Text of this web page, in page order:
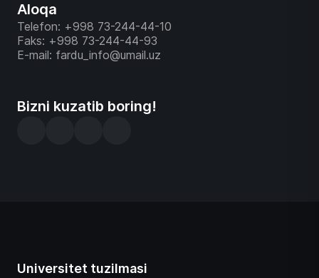
Aloqa
Telefon: +998 73-244-44-10
Faks: +998 73-244-44-93
E-mail: fardu_info@umail.uz
Bizni kuzatib boring!
Universitet tuzilmasi